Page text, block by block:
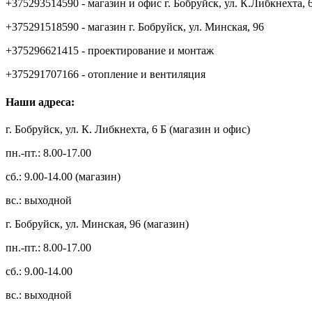
+375293514590 - магазин и офис г. Бобруйск, ул. К.Либкнехта,
+375291518590 - магазин г. Бобруйск, ул. Минская, 96
+375296621415 - проектирование и монтаж
+375291707166 - отопление и вентиляция
Наши адреса:
г. Бобруйск, ул. К. Либкнехта, 6 Б (магазин и офис)
пн.-пт.: 8.00-17.00
сб.: 9.00-14.00 (магазин)
вс.: выходной
г. Бобруйск, ул. Минская, 96 (магазин)
пн.-пт.: 8.00-17.00
сб.: 9.00-14.00
вс.: выходной